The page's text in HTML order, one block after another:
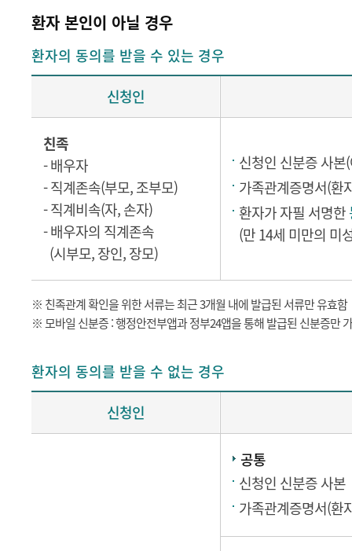
환자 본인이 아닐 경우
환자의 동의를 받을 수 있는 경우
신청인
친족
- 배우자
- 직계존속(부모, 조부모)
- 직계비속(자, 손자)
- 배우자의 직계존속
(시부모, 장인, 장모)
신청인 신분증 사본
가족관계증명서(환
환자가 자필 서명한
(만 14세 미만의 미
※ 친족관계 확인을 위한 서류는 최근 3개월 내에 발급된 서류만 유효함
※ 모바일 신분증 : 행정안전부앱과 정부24앱을 통해 발급된 신분증만
환자의 동의를 받을 수 없는 경우
신청인
공통
신청인 신분증 사본
가족관계증명서(환